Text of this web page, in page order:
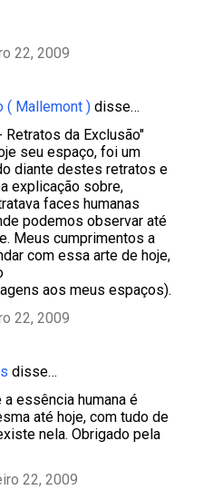
22, 2009
( Mallemont ) disse…
Retratos da Exclusão"
seu espaço, foi um
diante destes retratos e
explicação sobre,
faces humanas
podemos observar até
Meus cumprimentos a
com essa arte de hoje,
aos meus espaços).
22, 2009
disse…
a essência humana é
até hoje, com tudo de
nela. Obrigado pela
22, 2009